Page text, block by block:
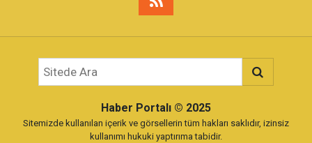
Haber Portalı © 2025
Sitemizde kullanılan içerik ve görsellerin tüm hakları saklıdır, izinsiz
kullanımı hukuki yaptırıma tabidir.